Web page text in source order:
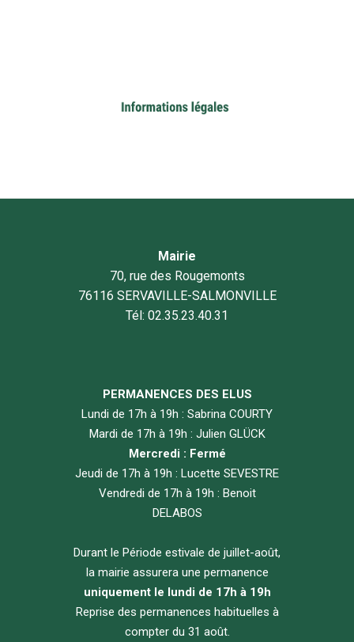
Mairie
70, rue des Rougemonts
76116 SERVAVILLE-SALMONVILLE
Tél: 02.35.23.40.31
PERMANENCES DES ELUS
Lundi de 17h à 19h : Sabrina COURTY
Mardi de 17h à 19h : Julien GLÜCK
Mercredi : Fermé
Jeudi de 17h à 19h : Lucette SEVESTRE
Vendredi de 17h à 19h : Benoit
DELABOS
Durant le Période estivale de juillet-août,
la mairie assurera une permanence
uniquement le lundi de 17h à 19h
Reprise des permanences habituelles à
compter du 31 août.